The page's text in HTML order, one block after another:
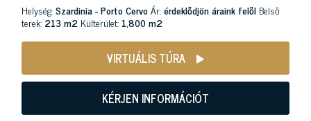
Helység:Szardinia - Porto CervoÁr:érdeklődjön áraink felől Belső
terek: 213 m2 Külterület: 1,800 m2
VIRTUÁLIS TÚRA
KÉRJEN INFORMÁCIÓT